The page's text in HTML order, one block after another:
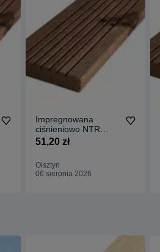
Impregnowana
ciśnieniowo NTR
sosnowa deska
tarasowa
51,20 zł
Olsztyn
06 sierpnia 2026